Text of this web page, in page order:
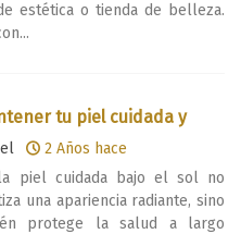
estética o tienda de belleza.
tu piel cuidada y
la radiación solar
2 Años hace
piel cuidada bajo el sol no
una apariencia radiante, sino
protege la salud a largo